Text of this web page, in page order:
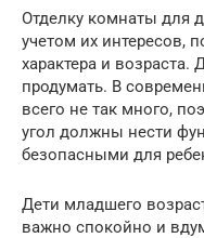
Отделку комнаты для
учетом их интересов,
характера и
продумать. В
всего не так много,
угол должны нести
безопасными для
Дети младшего
важно спокойно и